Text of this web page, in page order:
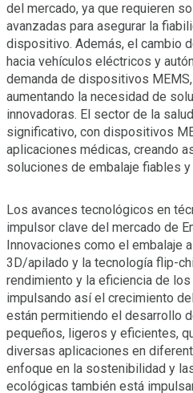
del mercado, ya que requieren
avanzadas para asegurar la
dispositivo. Además, el cambio
hacia vehículos eléctricos y
demanda de dispositivos
aumentando la necesidad de
innovadoras. El sector de la
significativo, con dispositivos
aplicaciones médicas, creando
soluciones de embalaje fiables
Los avances tecnológicos en
impulsor clave del mercado de
Innovaciones como el embalaje
3D/apilado y la tecnología flip-
rendimiento y la eficiencia de
impulsando así el crecimiento
están permitiendo el desarrollo
pequeños, ligeros y eficientes,
diversas aplicaciones en
enfoque en la sostenibilidad y
ecológicas también está